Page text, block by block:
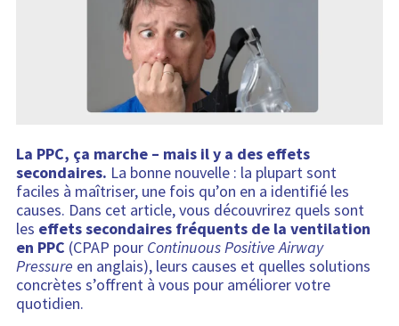
La PPC, ça marche – mais il y a des effets
secondaires. La bonne nouvelle : la plupart sont
faciles à maîtriser, une fois qu’on en a identifié les
causes. Dans cet article, vous découvrirez quels sont
les effets secondaires fréquents de la ventilation
en PPC (CPAP pour Continuous Positive Airway
Pressure en anglais), leurs causes et quelles solutions
concrètes s’offrent à vous pour améliorer votre
quotidien.